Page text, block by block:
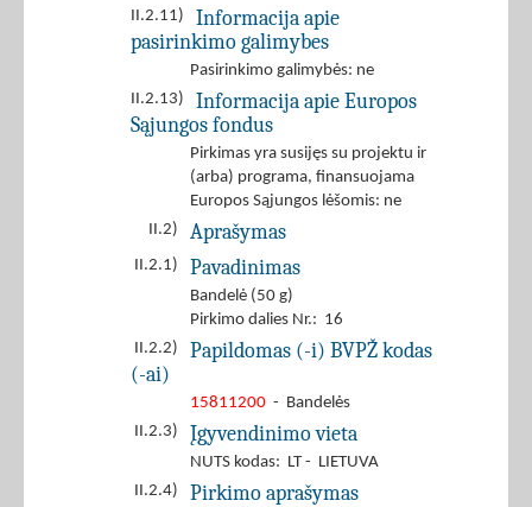
II.2.11)
Informacija apie
pasirinkimo galimybes
Pasirinkimo galimybės: ne
II.2.13)
Informacija apie Europos
Sąjungos fondus
Pirkimas yra susijęs su projektu ir
(arba) programa, finansuojama
Europos Sąjungos lėšomis: ne
II.2)
Aprašymas
II.2.1) Pavadinimas
Bandelė (50 g)
Pirkimo dalies Nr.: 16
II.2.2)
Papildomas (-i) BVPŽ kodas
(-ai)
15811200 - Bandelės
II.2.3)
Įgyvendinimo vieta
NUTS kodas: LT - LIETUVA
II.2.4)
Pirkimo aprašymas